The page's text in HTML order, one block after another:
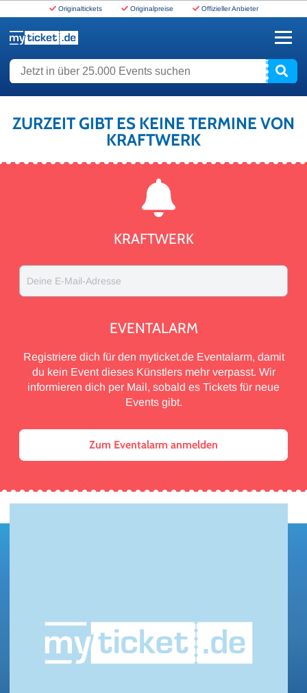
Originaltickets Originalpreise Offizieller Anbieter
Jetzt in über 25.000 Events suchen
ZURZEIT GIBT ES KEINE TERMINE VON
KRAFTWERK
KRAFTWERK
Deine E-Mail-Adresse
EVENTALARM
Registriere dich für den myticket.de Eventalarm, damit
du kein Event dieses Künstlers mehr verpasst. Wir
informieren dich per Mail, sobald es Tickets für neue
Events gibt.
Zum Eventalarm anmelden